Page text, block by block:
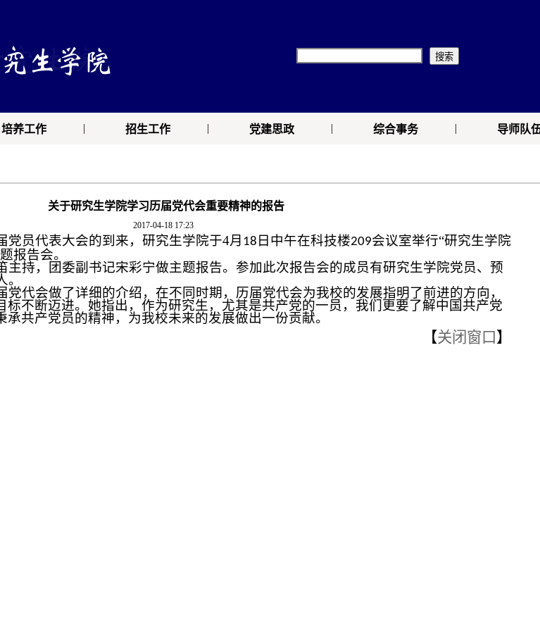
培养工作 | 招生工作 | 党建思政 | 综合事务 | 导师队
关于研究生学院学习历届党代会重要精神的报告
2017-04-18 17:23
员代表大会的到来，研究生学院于4月 18 日中午在科技楼209会议室举行“研究生学院
报告会。
主持，团委副书记宋彩宁做主题报告。参加此次报告会的成员有研究生学院党员、预
。
党代会做了详细的介绍，在不同时期，历届党代会为我校的发展指明了前进的方向，
标不断迈进。她指出，作为研究生，尤其是共产党的一员，我们更要了解中国共产党
共产党员的精神，为我校未来的发展做出一份贡献。
【关闭窗口 】